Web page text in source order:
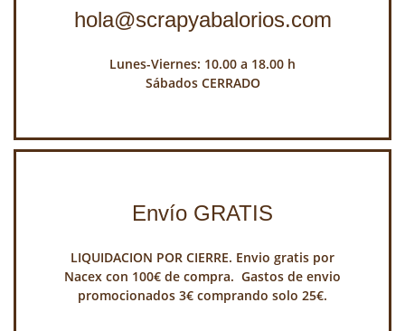
hola@scrapyabalorios.com
Lunes-Viernes: 10.00 a 18.00 h
Sábados CERRADO
Envío GRATIS
LIQUIDACION POR CIERRE. Envio gratis por
Nacex con 100€ de compra. Gastos de envio
promocionados 3€ comprando solo 25€.